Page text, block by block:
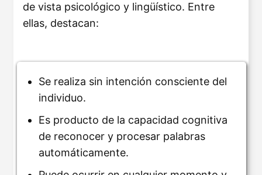
de vista psicológico y lingüístico. Entre
ellas, destacan:
Se realiza sin intención consciente del
individuo.
Es producto de la capacidad cognitiva
de reconocer y procesar palabras
automáticamente.